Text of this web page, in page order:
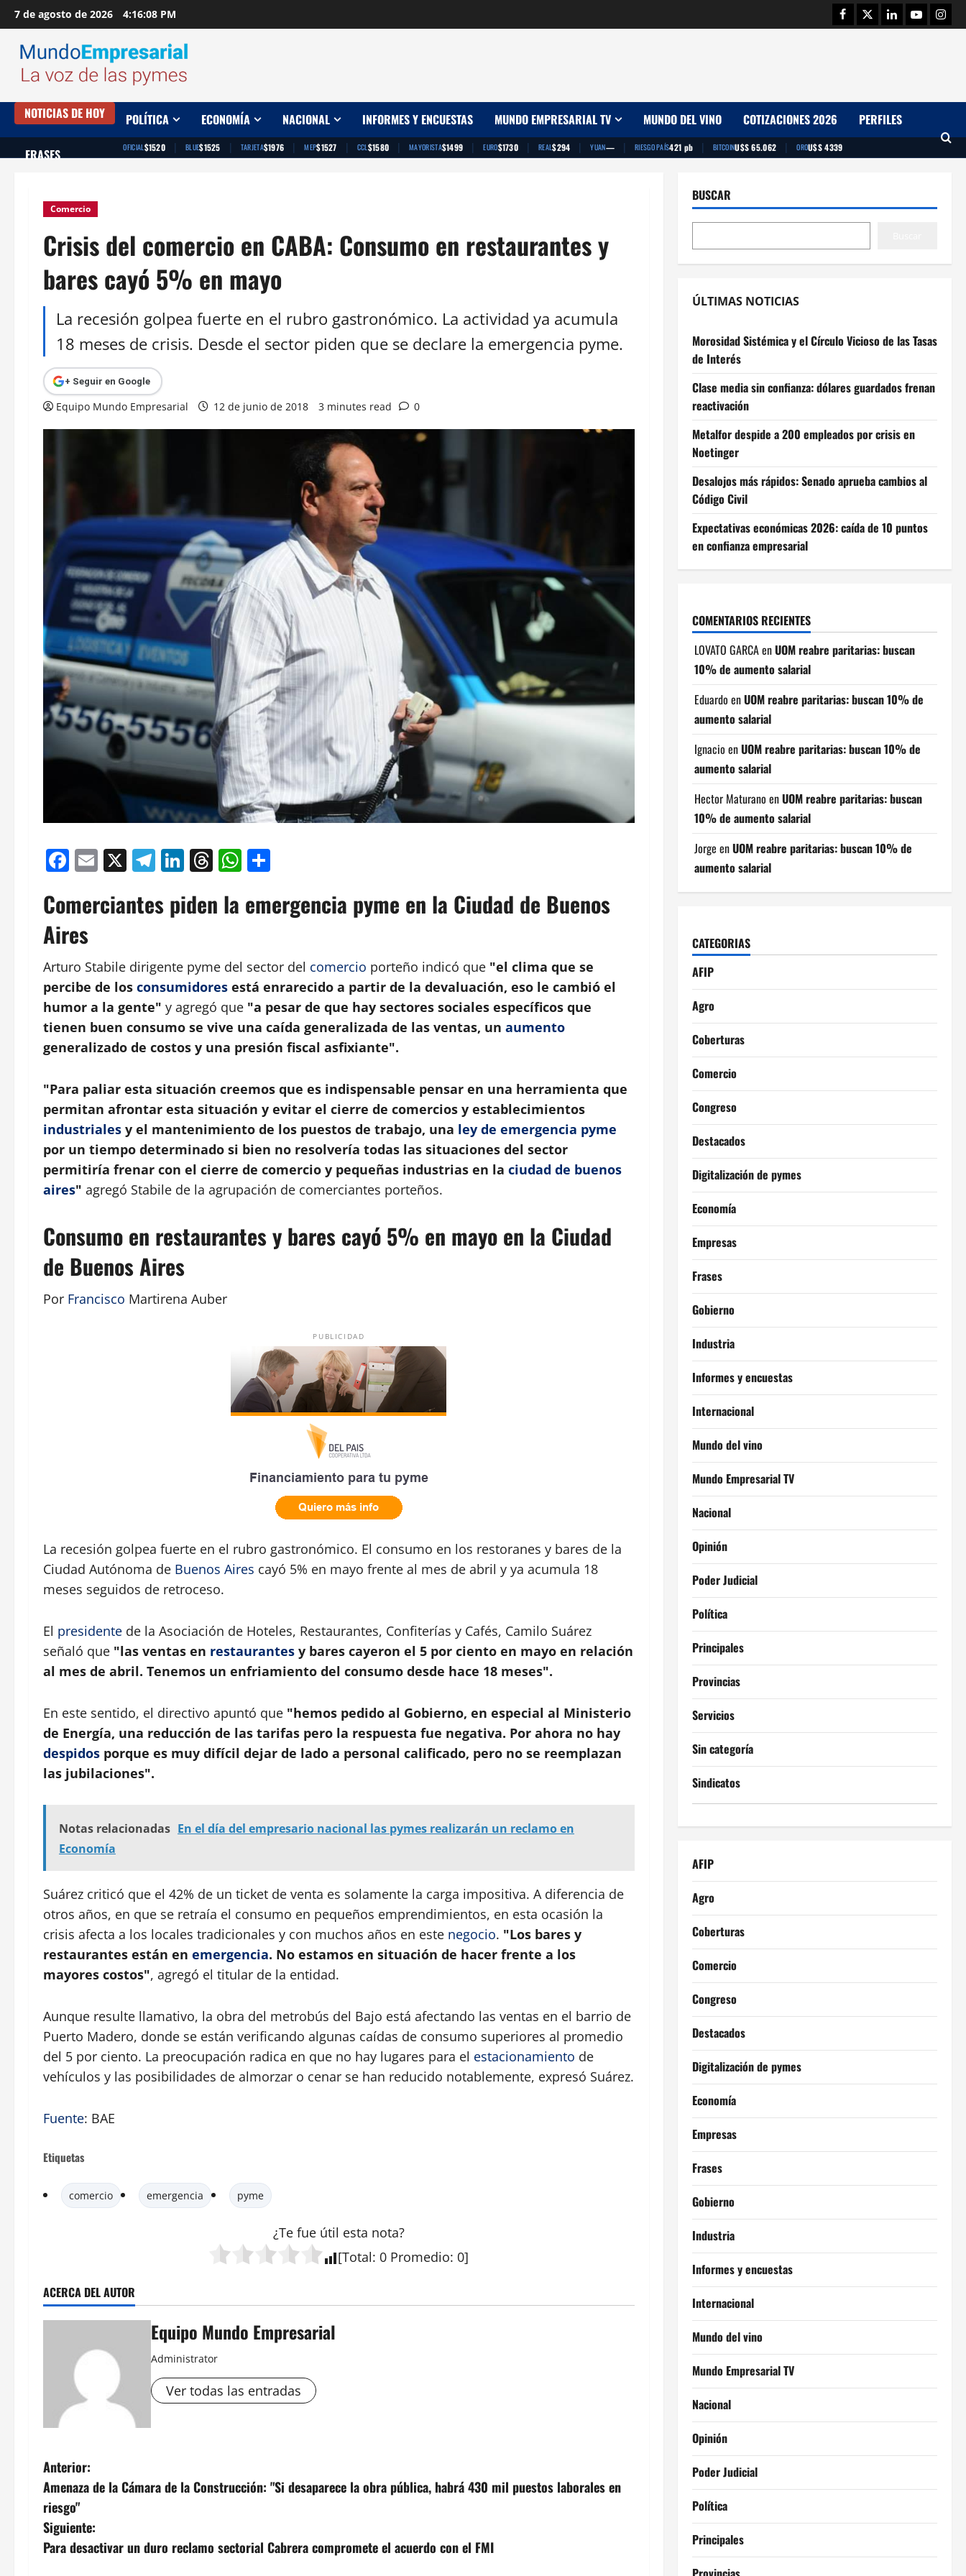
Saltar
al
contenido
7 de agosto de 2026 4:16:09 PM Facebook
TwitterLinkedinYoutube
NOTICIAS DE HOY POLÍTICA ECONOMÍA NACIONAL INFORMES Y ENCUESTAS MUNDO EMPRESARIAL TV MUNDO DEL VINO COTIZACIONES 2026 PERFILES
FRASES OFICIAL$1520 | BLUE$1525 | TARJETA$1976 | MEP$1527 | CCL$1580 | MAYORISTA$1499 | EURO$1730 | REAL$294 | YUAN— | RIESGO PAÍS421 pb | BITCOINU$S 65.062 | OROU$S 4339
Comercio
Crisis del comercio en CABA: Consumo en restaurantes y
bares cayó 5% en mayo
La recesión golpea fuerte en el rubro gastronómico. La actividad ya acumula
18 meses de crisis. Desde el sector piden que se declare la emergencia pyme.
+ Seguir en Google
Equipo Mundo Empresarial 12 de junio de 2018 3 minutes read 0
Facebook
Email
X Telegram
LinkedIn
Threads
WhatsApp
Comerciantes piden la emergencia pyme en la Ciudad de Buenos
Aires
Arturo Stabile dirigente pyme del sector del comercio porteño indicó que "el clima que se
percibe de los consumidores está enrarecido a partir de la devaluación, eso le cambió el
humor a la gente" y agregó que "a pesar de que hay sectores sociales específicos que
tienen buen consumo se vive una caída generalizada de las ventas, un aumento
generalizado de costos y una presión fiscal asfixiante".
"Para paliar esta situación creemos que es indispensable pensar en una herramienta que
permitan afrontar esta situación y evitar el cierre de comercios y establecimientos
industriales y el mantenimiento de los puestos de trabajo, una ley de emergencia pyme
por un tiempo determinado si bien no resolvería todas las situaciones del sector
permitiría frenar con el cierre de comercio y pequeñas industrias en la ciudad de buenos
aires" agregó Stabile de la agrupación de comerciantes porteños.
Consumo en restaurantes y bares cayó 5% en mayo en la Ciudad
de Buenos Aires
Por Francisco Martirena Auber
PUBLICIDAD
La recesión golpea fuerte en el rubro gastronómico. El consumo en los restoranes y bares de la
Ciudad Autónoma de Buenos Aires cayó 5% en mayo frente al mes de abril y ya acumula 18
meses seguidos de retroceso.
El presidente de la Asociación de Hoteles, Restaurantes, Confiterías y Cafés, Camilo Suárez
señaló que "las ventas en restaurantes y bares cayeron el 5 por ciento en mayo en relación
al mes de abril. Tenemos un enfriamiento del consumo desde hace 18 meses".
En este sentido, el directivo apuntó que "hemos pedido al Gobierno, en especial al Ministerio
de Energía, una reducción de las tarifas pero la respuesta fue negativa. Por ahora no hay
despidos porque es muy difícil dejar de lado a personal calificado, pero no se reemplazan
las jubilaciones".
Notas relacionadas En el día del empresario nacional las pymes realizarán un reclamo en
Economía
Suárez criticó que el 42% de un ticket de venta es solamente la carga impositiva. A diferencia de
otros años, en que se retraía el consumo en pequeños emprendimientos, en esta ocasión la
crisis afecta a los locales tradicionales y con muchos años en este negocio. "Los bares y
restaurantes están en emergencia. No estamos en situación de hacer frente a los
mayores costos", agregó el titular de la entidad.
Aunque resulte llamativo, la obra del metrobús del Bajo está afectando las ventas en el barrio de
Puerto Madero, donde se están verificando algunas caídas de consumo superiores al promedio
del 5 por ciento. La preocupación radica en que no hay lugares para el estacionamiento de
vehículos y las posibilidades de almorzar o cenar se han reducido notablemente, expresó Suárez.
Fuente: BAE
Etiquetas
comercio emergencia pyme
¿Te fue útil esta nota?
[Total: 0 Promedio: 0]
ACERCA DEL AUTOR
Equipo Mundo Empresarial
Administrator
Ver todas las entradas
N
a
v
e
Anterior:
Amenaza de la Cámara de la Construcción: "Si desaparece la obra pública, habrá 430 mil puestos laborales en
riesgo"
Siguiente:
Para desactivar un duro reclamo sectorial Cabrera compromete el acuerdo con el FMI
BUSCAR
ÚLTIMAS NOTICIAS
Morosidad Sistémica y el Círculo Vicioso de las Tasas
de Interés
Clase media sin confianza: dólares guardados frenan
reactivación
Metalfor despide a 200 empleados por crisis en
Noetinger
Desalojos más rápidos: Senado aprueba cambios al
Código Civil
Expectativas económicas 2026: caída de 10 puntos
en confianza empresarial
COMENTARIOS RECIENTES
LOVATO GARCAenUOM reabre paritarias: buscan
10% de aumento salarial
Eduardo enUOM reabre paritarias: buscan 10% de
aumento salarial
Ignacio enUOM reabre paritarias: buscan 10% de
aumento salarial
Hector Maturano enUOM reabre paritarias: buscan
10% de aumento salarial
Jorge enUOM reabre paritarias: buscan 10% de
aumento salarial
CATEGORIAS
AFIP
Agro
Coberturas
Comercio
Congreso
Destacados
Digitalización de pymes
Economía
Empresas
Frases
Gobierno
Industria
Informes y encuestas
Internacional
Mundo del vino
Mundo Empresarial TV
Nacional
Opinión
Poder Judicial
Política
Principales
Provincias
Servicios
Sin categoría
Sindicatos
AFIP
Agro
Coberturas
Comercio
Congreso
Destacados
Digitalización de pymes
Economía
Empresas
Frases
Gobierno
Industria
Informes y encuestas
Internacional
Mundo del vino
Mundo Empresarial TV
Nacional
Opinión
Poder Judicial
Política
Principales